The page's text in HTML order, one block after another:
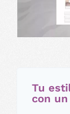
Tu
con